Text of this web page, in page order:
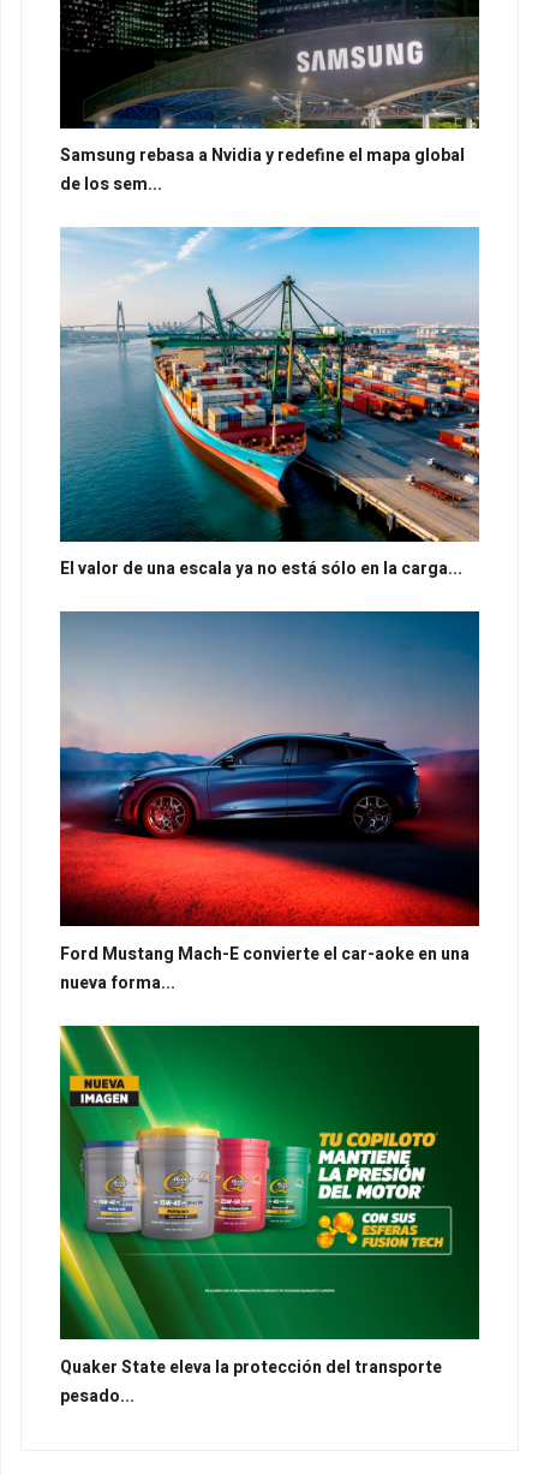
Samsung rebasa a Nvidia y redefine el mapa global
de los sem...
El valor de una escala ya no está sólo en la carga...
Ford Mustang Mach-E convierte el car-aoke en una
nueva forma...
Quaker State eleva la protección del transporte
pesado...